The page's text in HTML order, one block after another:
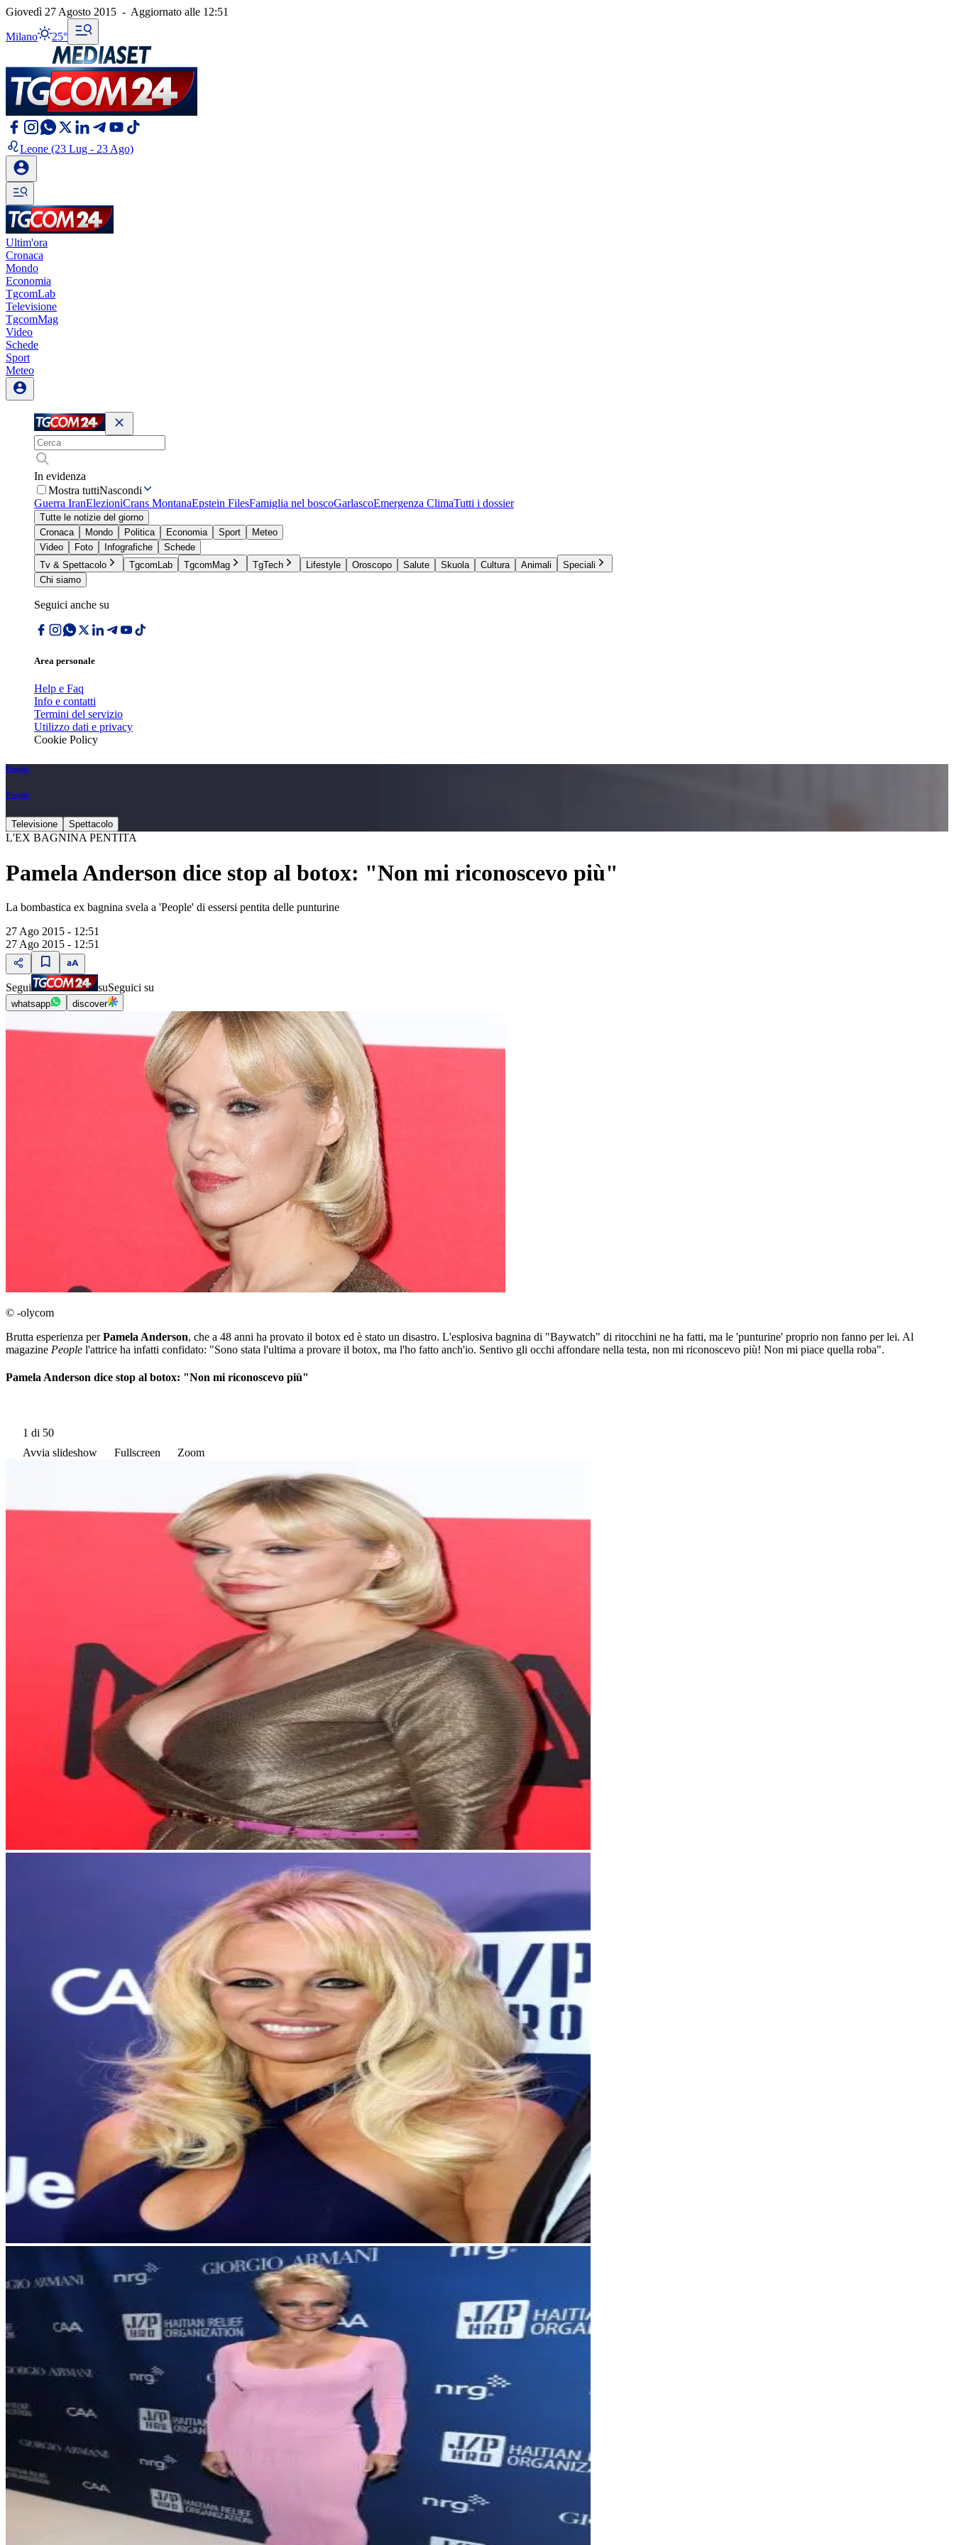
Giovedì 27 Agosto 2015 - Aggiornato alle 12:51
Milano 25°
Leone (23 Lug - 23 Ago)
Ultim'ora
Cronaca
Mondo
Economia
TgcomLab
Televisione
TgcomMag
Video
Schede
Sport
Meteo
In evidenza
Mostra tuttiNascondi
Guerra IranElezioniCrans MontanaEpstein FilesFamiglia nel boscoGarlascoEmergenza ClimaTutti i dossier
Tutte le notizie del giorno
Cronaca
Mondo Politica Economia Sport
Meteo
Video
Foto Infografiche
Schede
Tv & Spettacolo
TgcomLab TgcomMag TgTech Lifestyle Oroscopo Salute Skuola Cultura Animali
Speciali
Chi siamo
Seguici anche su
Area personale
Help e Faq
Info e contatti
Termini del servizio
Utilizzo dati e privacy
Cookie Policy
People
People
Televisione Spettacolo
L'EX BAGNINA PENTITA
Pamela Anderson dice stop al botox: "Non mi riconoscevo più"
La bombastica ex bagnina svela a 'People' di essersi pentita delle punturine
27 Ago 2015 - 12:51
27 Ago 2015 - 12:51
Segui suSeguici su
whatsapp discover
© -olycom
Brutta esperienza perPamela Anderson, che a 48 anni ha provato il botox ed è stato un disastro. L'esplosiva bagnina di "Baywatch" di ritocchini ne ha fatti, ma le 'punturine' proprio non fanno per lei. Al
magazine People l'attrice ha infatti confidato: "Sono stata l'ultima a provare il botox, ma l'ho fatto anch'io. Sentivo gli occhi affondare nella testa, non mi riconoscevo più! Non mi piace quella roba".
Pamela Anderson dice stop al botox: "Non mi riconoscevo più"
1 di 50
Avvia slideshow
Fullscreen Zoom